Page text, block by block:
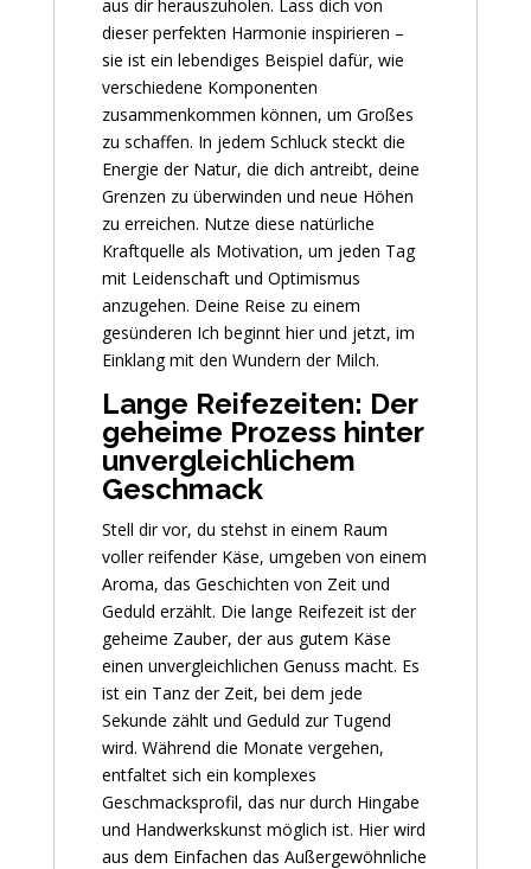
aus dir herauszuholen. Lass dich von
dieser perfekten Harmonie inspirieren –
sie ist ein lebendiges Beispiel dafür, wie
verschiedene Komponenten
zusammenkommen können, um Großes
zu schaffen. In jedem Schluck steckt die
Energie der Natur, die dich antreibt, deine
Grenzen zu überwinden und neue Höhen
zu erreichen. Nutze diese natürliche
Kraftquelle als Motivation, um jeden Tag
mit Leidenschaft und Optimismus
anzugehen. Deine Reise zu einem
gesünderen Ich beginnt hier und jetzt, im
Einklang mit den Wundern der Milch.
Lange Reifezeiten: Der
geheime Prozess hinter
unvergleichlichem
Geschmack
Stell dir vor, du stehst in einem Raum
voller reifender Käse, umgeben von einem
Aroma, das Geschichten von Zeit und
Geduld erzählt. Die lange Reifezeit ist der
geheime Zauber, der aus gutem Käse
einen unvergleichlichen Genuss macht. Es
ist ein Tanz der Zeit, bei dem jede
Sekunde zählt und Geduld zur Tugend
wird. Während die Monate vergehen,
entfaltet sich ein komplexes
Geschmacksprofil, das nur durch Hingabe
und Handwerkskunst möglich ist. Hier wird
aus dem Einfachen das Außergewöhnliche